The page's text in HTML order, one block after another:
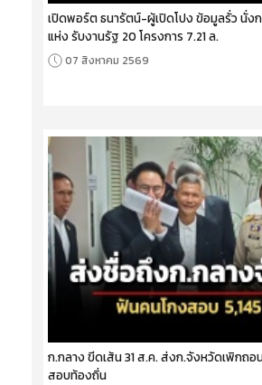
เปิดพอร์ต ธนารัตน์-ผู้เปิดโปง ข้อมูลรั่ว นั่ง
แห่ง รับงานรัฐ 20 โครงการ 7.21 ล.
07 สิงหาคม 2569
ก.กลาง ขีดเส้น 31 ส.ค. ส่งก.จังหวัดเพิกถอน
สอบท้องถิ่น